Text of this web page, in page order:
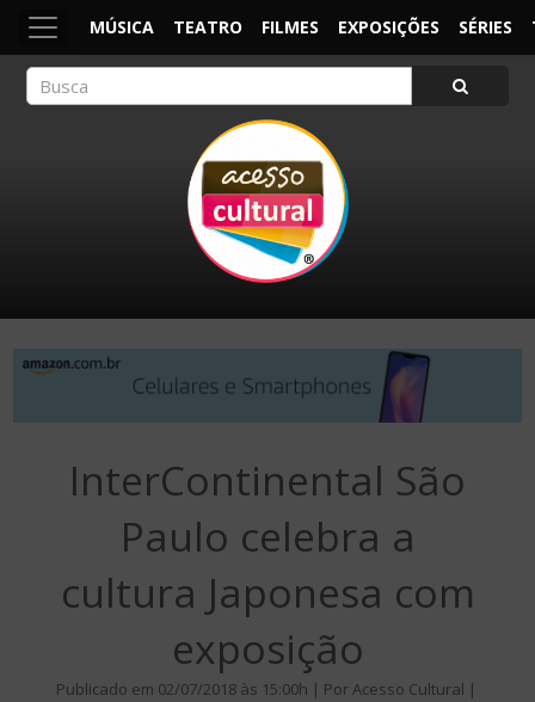
MÚSICA TEATRO FILMES EXPOSIÇÕES SÉRIES
InterContinental São
Paulo celebra a
cultura Japonesa com
exposição
Publicado em 02/07/2018 às 15:00h | Por Acesso Cultural |